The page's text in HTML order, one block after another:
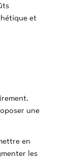
et
une
en
les